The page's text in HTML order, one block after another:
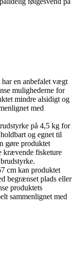
en anbefalet vægt
mulighederne for
mindre alsidigt og
med
på 4,5 kg for
og egnet til
gøre produktet
krævende fisketure
cm kan produktet
begrænset plads eller
produktets
sammenlignet med